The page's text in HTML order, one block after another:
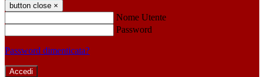
button close ×
Nome Utente
Password
Password dimenticata?